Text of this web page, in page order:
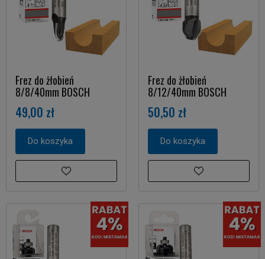
Frez do żłobień
8/8/40mm BOSCH
49,00 zł
Do koszyka
Frez do żłobień
8/12/40mm BOSCH
50,50 zł
Do koszyka